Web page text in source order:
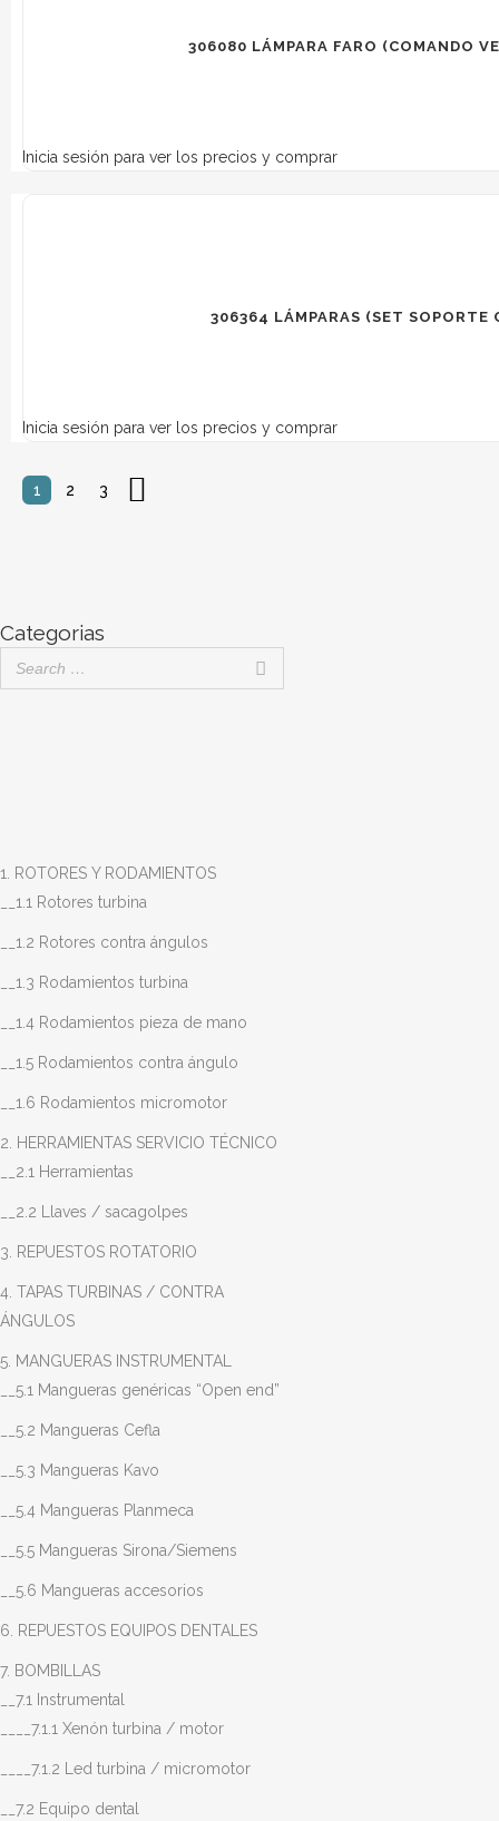
Categorias
1. ROTORES Y RODAMIENTOS
__1.1 Rotores turbina
__1.2 Rotores contra ángulos
__1.3 Rodamientos turbina
__1.4 Rodamientos pieza de mano
__1.5 Rodamientos contra ángulo
__1.6 Rodamientos micromotor
2. HERRAMIENTAS SERVICIO TÉCNICO
__2.1 Herramientas
__2.2 Llaves / sacagolpes
3. REPUESTOS ROTATORIO
4. TAPAS TURBINAS / CONTRA
ÁNGULOS
5. MANGUERAS INSTRUMENTAL
__5.1 Mangueras genéricas “Open end”
__5.2 Mangueras Cefla
__5.3 Mangueras Kavo
__5.4 Mangueras Planmeca
__5.5 Mangueras Sirona/Siemens
__5.6 Mangueras accesorios
6. REPUESTOS EQUIPOS DENTALES
7. BOMBILLAS
__7.1 Instrumental
____7.1.1 Xenón turbina / motor
____7.1.2 Led turbina / micromotor
__7.2 Equipo dental
306080 LÁMPARA FARO (COMANDO
Inicia sesión para ver los precios y comprar
306364 LÁMPARAS (SET SOPORTE
Inicia sesión para ver los precios y comprar
1 2 3